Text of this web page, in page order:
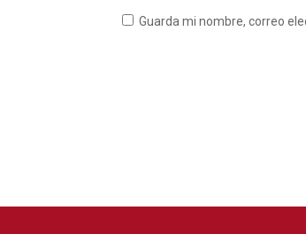
Guarda mi nombre, correo